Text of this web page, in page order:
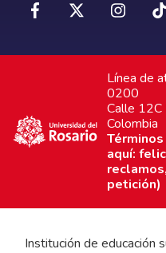
Línea de
0200
Calle 12C
Colombia
aquí:
petición)
Institución de educación